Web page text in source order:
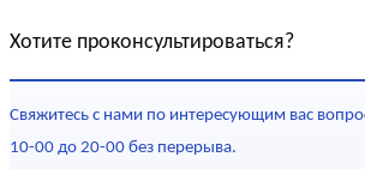
Хотите проконсультироваться?
Свяжитесь с нами по интересующим вас
10-00 до 20-00 без перерыва.